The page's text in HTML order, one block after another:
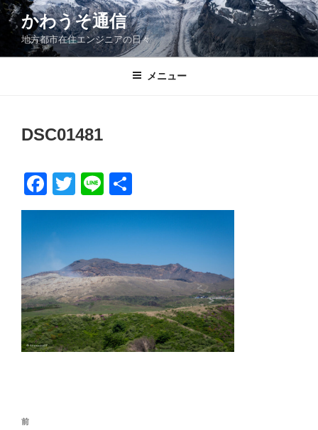
コ
ン
ン
かわうそ通信
地方都市在住エンジニアの日々
メニュー
DSC01481
F
a
c
e
b
o
o
k
T
wi
tt
er
Li
n
e
有
投
前
前